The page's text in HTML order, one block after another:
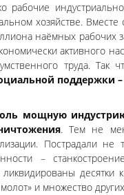
рабочие
хозяйстве.
наёмных рабочих
активного
труда. Так
поддержки
мощную
. Тем не
Пострадали
–
и множество